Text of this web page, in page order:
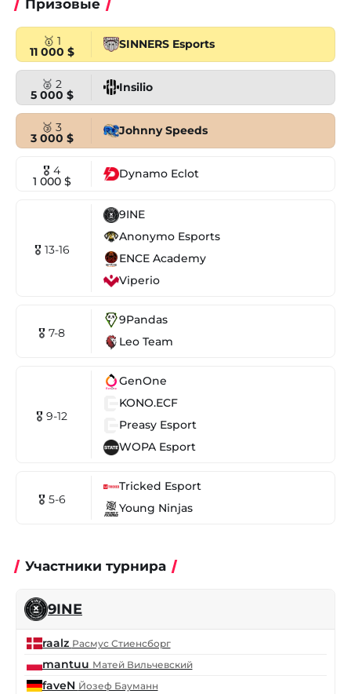
Призовые
🥇 1
11 000 $
SINNERS Esports
🥈 2
5 000 $
Insilio
🥉 3
3 000 $
Johnny Speeds
🎖 4
1 000 $
Dynamo Eclot
🎖 13-16
9INE
Anonymo Esports
ENCE Academy
Viperio
🎖 7-8
9Pandas
Leo Team
🎖 9-12
GenOne
KONO.ECF
Preasy Esport
WOPA Esport
🎖 5-6
Tricked Esport
Young Ninjas
Участники турнира
9INE
raalz Расмус Стиенсборг
mantuu Матей Вильчевский
faveN Йозеф Бауманн